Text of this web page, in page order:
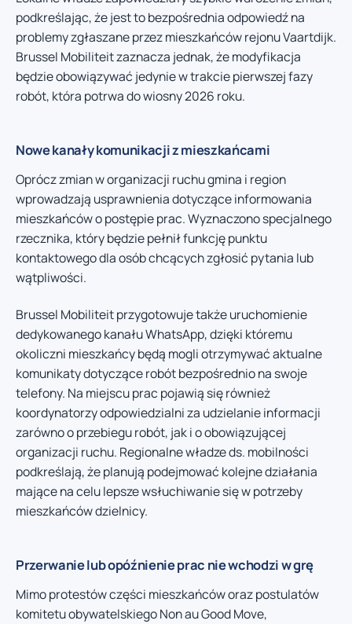
podkreślając, że jest to bezpośrednia odpowiedź na
problemy zgłaszane przez mieszkańców rejonu Vaartdijk.
Brussel Mobiliteit zaznacza jednak, że modyfikacja
będzie obowiązywać jedynie w trakcie pierwszej fazy
robót, która potrwa do wiosny 2026 roku.
Nowe kanały komunikacji z mieszkańcami
Oprócz zmian w organizacji ruchu gmina i region
wprowadzają usprawnienia dotyczące informowania
mieszkańców o postępie prac. Wyznaczono specjalnego
rzecznika, który będzie pełnił funkcję punktu
kontaktowego dla osób chcących zgłosić pytania lub
wątpliwości.
Brussel Mobiliteit przygotowuje także uruchomienie
dedykowanego kanału WhatsApp, dzięki któremu
okoliczni mieszkańcy będą mogli otrzymywać aktualne
komunikaty dotyczące robót bezpośrednio na swoje
telefony. Na miejscu prac pojawią się również
koordynatorzy odpowiedzialni za udzielanie informacji
zarówno o przebiegu robót, jak i o obowiązującej
organizacji ruchu. Regionalne władze ds. mobilności
podkreślają, że planują podejmować kolejne działania
mające na celu lepsze wsłuchiwanie się w potrzeby
mieszkańców dzielnicy.
Przerwanie lub opóźnienie prac nie wchodzi w grę
Mimo protestów części mieszkańców oraz postulatów
komitetu obywatelskiego Non au Good Move,